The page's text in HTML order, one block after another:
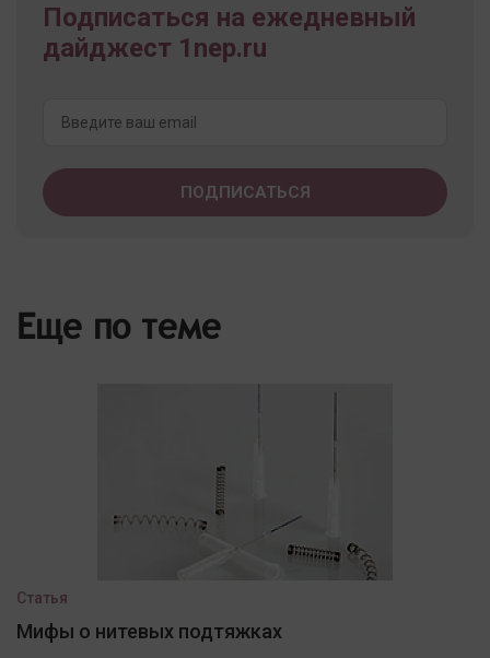
Подписаться на ежедневный
дайджест 1nep.ru
Еще по теме
Статья
Мифы о нитевых подтяжках